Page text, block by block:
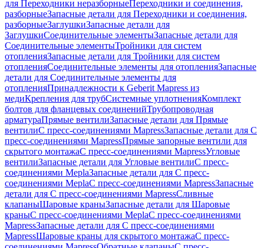
для Переходники неразборныеПереходники и соединения,
разборныеЗапасные детали для Переходники и соединения,
разборныеЗаглушкиЗапасные детали для
ЗаглушкиСоединительные элементыЗапасные детали для
Соединительные элементыТройники для систем
отопленияЗапасные детали для Тройники для систем
отопленияСоединительные элементы для отопленияЗапасные
детали для Соединительные элементы для
отопленияПринадлежности к Geberit Mapress из
медиКрепления для трубСистемные уплотненияКомплект
болтов для фланцевых соединенийТрубопроводная
арматураПрямые вентилиЗапасные детали для Прямые
вентилиС пресс-соединениями MapressЗапасные детали для С
пресс-соединениями MapressПрямые запорные вентили для
скрытого монтажаС пресс-соединениями MapressУгловые
вентилиЗапасные детали для Угловые вентилиС пресс-
соединениями MeplaЗапасные детали для С пресс-
соединениями MeplaС пресс-соединениями MapressЗапасные
детали для С пресс-соединениями MapressСливные
клапаныШаровые краныЗапасные детали для Шаровые
краныС пресс-соединениями MeplaС пресс-соединениями
MapressЗапасные детали для С пресс-соединениями
MapressШаровые краны для скрытого монтажаС пресс-